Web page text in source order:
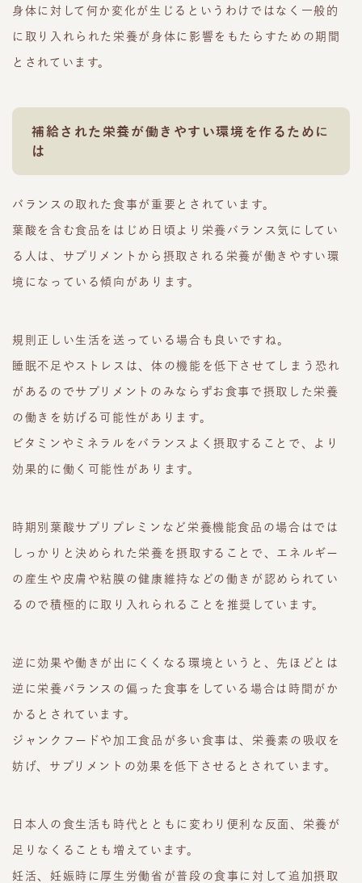
身体に対して何か変化が生じるというわけではなく一般的
に取り入れられた栄養が身体に影響をもたらすための期間
とされています。
補給された栄養が働きやすい環境を作るために
は
バランスの取れた食事が重要とされています。
葉酸を含む食品をはじめ日頃より栄養バランス気にしてい
る人は、サプリメントから摂取される栄養が働きやすい環
境になっている傾向があります。
規則正しい生活を送っている場合も良いですね。
睡眠不足やストレスは、体の機能を低下させてしまう恐れ
があるのでサプリメントのみならずお食事で摂取した栄養
の働きを妨げる可能性があります。
ビタミンやミネラルをバランスよく摂取することで、より
効果的に働く可能性があります。
時期別葉酸サプリプレミンなど栄養機能食品の場合はでは
しっかりと決められた栄養を摂取することで、エネルギー
の産生や皮膚や粘膜の健康維持などの働きが認められてい
るので積極的に取り入れられることを推奨しています。
逆に効果や働きが出にくくなる環境というと、先ほどとは
逆に栄養バランスの偏った食事をしている場合は時間がか
かるとされています。
ジャンクフードや加工食品が多い食事は、栄養素の吸収を
妨げ、サプリメントの効果を低下させるとされています。
日本人の食生活も時代とともに変わり便利な反面、栄養が
足りなくることも増えています。
妊活、妊娠時に厚生労働省が普段の食事に対して追加摂取